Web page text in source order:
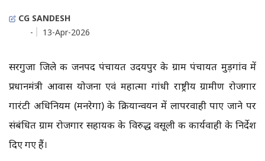
CG SANDESH
-
13-Apr-2026
सरगुजा जिले की जनपद पंचायत उदयपुर के ग्राम पंचायत मुड़गांव में
प्रधानमंत्री आवास योजना एवं महात्मा गांधी राष्ट्रीय ग्रामीण रोजगार
गारंटी अधिनियम (मनरेगा) के क्रियान्वयन में लापरवाही पाए जाने पर
संबंधित ग्राम रोजगार सहायक के विरुद्ध वसूली की कार्यवाही के निर्देश
दिए गए हैं।